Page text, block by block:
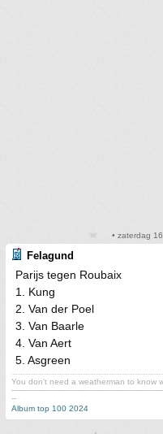
• zaterdag
Felagund
Parijs tegen Roubaix
1. Kung
2. Van der Poel
3. Van Baarle
4. Van Aert
5. Asgreen
You don't need a weatherman to know
--
Album top 100 2024